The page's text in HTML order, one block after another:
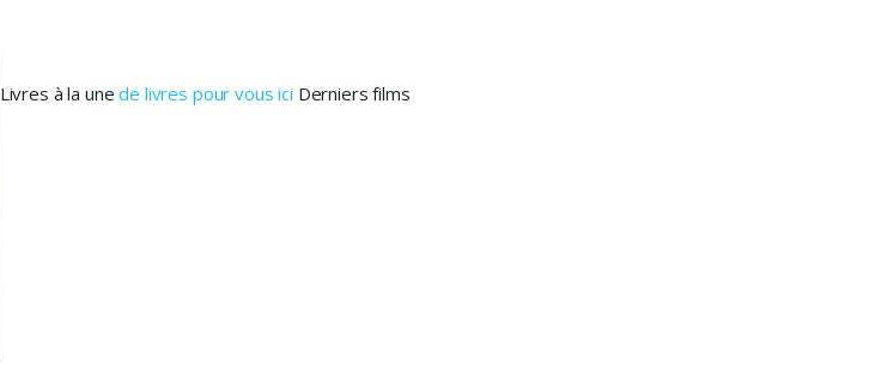
Livres à la unede livres pour vous ici Derniers films